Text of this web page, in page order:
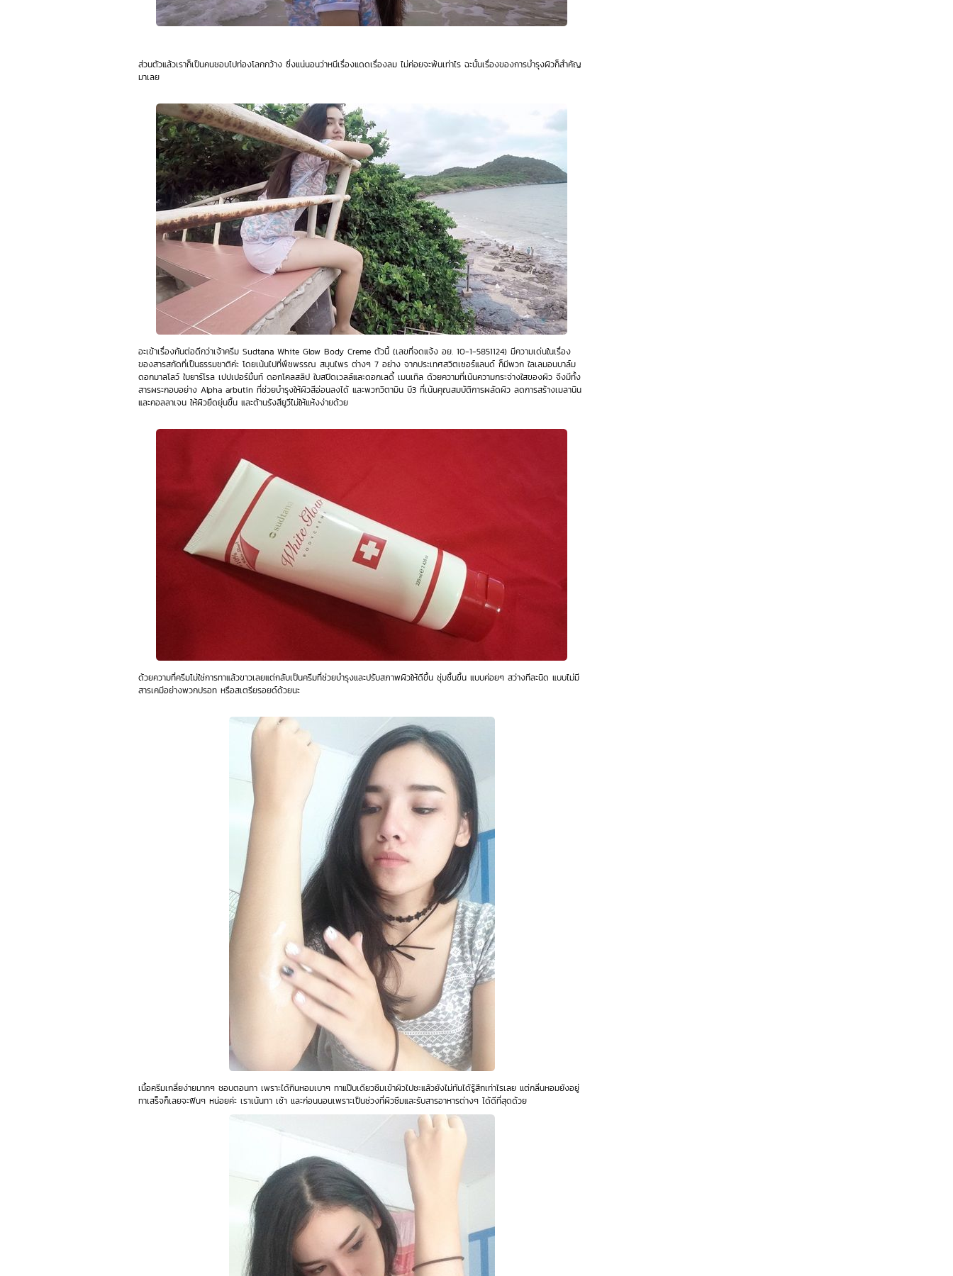
ส่วนตัวแล้วเราก็เป็นคนชอบไปท่องโลกกว้าง ซึ่งแน่นอนว่าหนีเรื่องแดดเรื่องลม ไม่ค่อยจะพ้นเท่าไร ฉะนั้นเรื่องของการบำรุงผิวก็สำคัญ
มาเลย
อะเข้าเรื่องกันต่อดีกว่าเจ้าครีม Sudtana White Glow Body Creme ตัวนี้ (เลขที่จดแจ้ง อย. 10-1-5851124) มีความเด่นในเรื่อง
ของสารสกัดที่เป็นธรรมชาติค่ะ โดยเน้นไปที่พืชพรรณ สมุนไพร ต่างๆ 7 อย่าง จากประเทศสวิตเซอร์แลนด์ ก็มีพวก ใลเลมอนบาล์ม
ดอกมาลโลว์ ใบยาร์โรล เปปเปอร์มิ้นท์ ดอกโคลสลิป ใบสปีดเวลล์และดอกเลดี้ เมนเทิล ด้วยความที่เน้นความกระจ่างใสของผิว จึงมีทั้ง
สารผระกอบอย่าง Alpha arbutin ที่ช่วยบำรุงให้ผิวสีอ่อนลงได้ และพวกวิตามิน บี3 ที่เน้นคุณสมบัติการผลัดผิว ลดการสร้างเมลานิน
และคอลลาเจน ให้ผิวยืดยุ่นขึ้น และต้านรังสียูวีไม่ให้แห้งง่ายด้วย
ด้วยความที่ครีมไม่ใช่การทาแล้วขาวเลยแต่กลับเป็นครีมที่ช่วยบำรุงและปรับสภาพผิวให้ดีขึ้น ชุ่มชื้นขึ้น แบบค่อยๆ สว่างทีละนิด แบบไม่มี
สารเคมีอย่างพวกปรอท หรือสเตรียรอยด์ด้วยนะ
เนื้อครีมเกลี่ยง่ายมากๆ ชอบตอนทา เพราะได้กินหอมเบาๆ ทาแป๊บเดียวซึมเข้าผิวไปซะแล้วยังไม่ทันได้รู้สึกเท่าไรเลย แต่กลิ่นหอมยังอยู่
ทาเสร็จก็เลยจะฟินๆ หน่อยค่ะ เราเน้นทา เช้า และก่อนนอนเพราะเป็นช่วงที่ผิวซึมและรับสารอาหารต่างๆ ได้ดีที่สุดด้วย